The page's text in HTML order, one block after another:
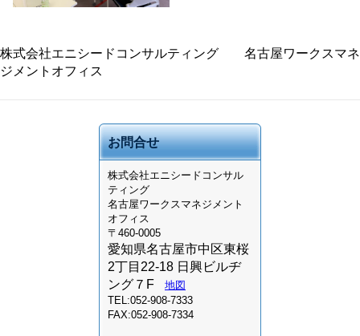
株式会社エニシードコンサルティング 名古屋ワークスマネ
ジメントオフィス
お問合せ
株式会社エニシードコンサル
ティング
名古屋ワークスマネジメント
オフィス
〒460-0005
愛知県名古屋市中区東桜
2丁目22-18 日興ビルヂ
ング７F
地図
TEL:052-908-7333
FAX:052-908-7334